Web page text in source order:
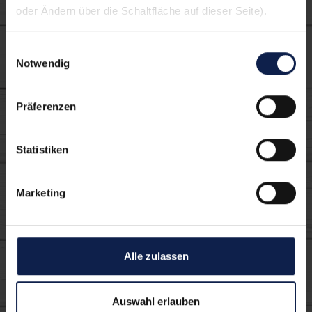
oder Ändern über die Schaltfläche auf dieser Seite).
Notwendig
Präferenzen
Statistiken
Marketing
Alle zulassen
Auswahl erlauben
Die können sich
auch schmecken